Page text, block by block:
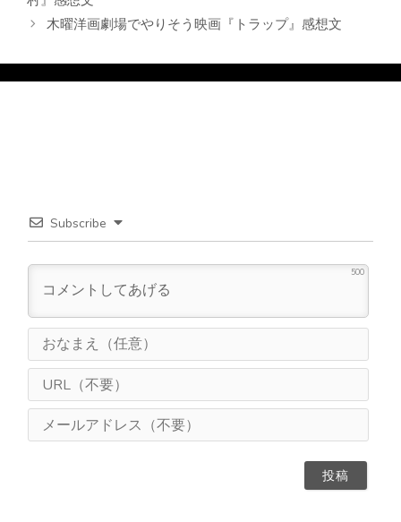
木曜洋画劇場でやりそう映画『トラップ』感想文
Subscribe
500
ま
（
意
L